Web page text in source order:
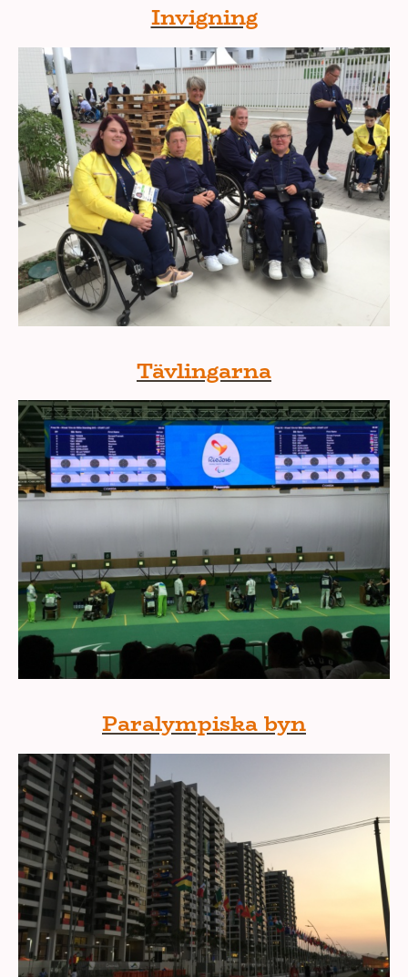
Invigning
Tävlingarna
Paralympiska byn